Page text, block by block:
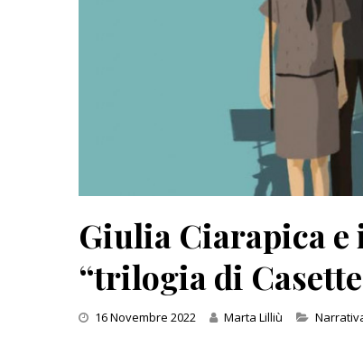
Giulia Ciarapica e
“trilogia di Casette
16 Novembre 2022 Marta Lilliù
13